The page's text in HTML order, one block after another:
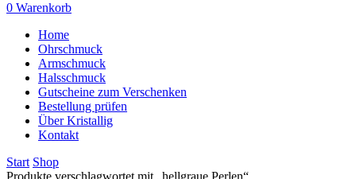
0 Warenkorb
Home
Ohrschmuck
Armschmuck
Halsschmuck
Gutscheine zum Verschenken
Bestellung prüfen
Über Kristallig
Kontakt
Start Shop